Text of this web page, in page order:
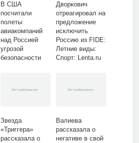
В США
посчитали
полеты
авиакомпаний
над Россией
угрозой
безопасности
Дворкович
отреагировал на
предложение
исключить
Россию из FIDE:
Летние виды:
Спорт: Lenta.ru
Звезда
«Триггера»
рассказала о
Валиева
рассказала о
негативе в свой